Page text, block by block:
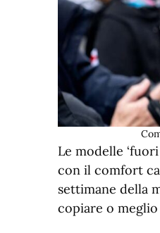
Le modelle
con il comfort
settimane della
copiare o